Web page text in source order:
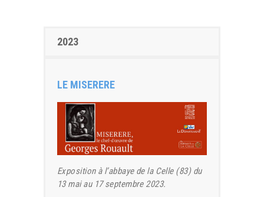
2023
LE MISERERE
Exposition à l’abbaye de la Celle (83) du
13 mai au 17 septembre 2023.